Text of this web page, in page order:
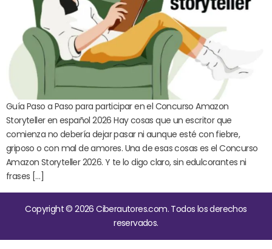
Guía Paso a Paso para participar en el Concurso Amazon
Storyteller en español 2026 Hay cosas que un escritor que
comienza no debería dejar pasar ni aunque esté con fiebre,
griposo o con mal de amores. Una de esas cosas es el Concurso
Amazon Storyteller 2026. Y te lo digo claro, sin edulcorantes ni
frases […]
Copyright © 2026 Ciberautores.com. Todos los derechos
reservados.